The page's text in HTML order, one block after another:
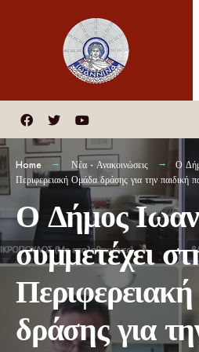
Home Νέα - Ανακοινώσεις
Ο
Περιφερειακή Ομάδα δράσης για την παιδική
Ο Δήμος
συμμετέχει
δράσης για